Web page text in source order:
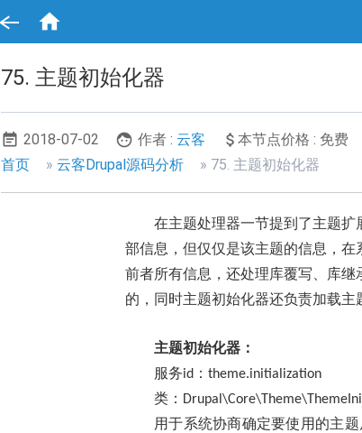

75. 主题初始化器
2018-07-02 作者 : 云客 本节点价格 : 免费
面
包
首页 云客Drupal源码分析 75. 主题初始化器
在主题处理器一节提到了主题扩
部信息，但仅仅是该主题的信息，
前者所有信息，还处理库覆写、库
的，同时主题初始化器还负责加载主
主题初始化器：
服务id ： theme.initialization
类：
用于系统协商确定要使用的主